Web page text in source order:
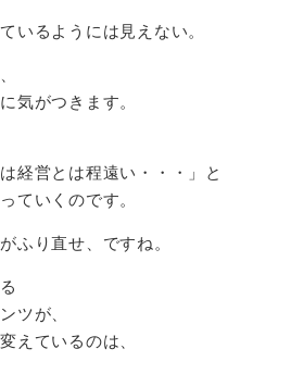
いるようには見えない。
気がつきます。
経営とは程遠い・・・」と
ていくのです。
ふり直せ、ですね。
ツが、
えているのは、